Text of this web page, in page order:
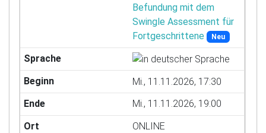
Befundung mit dem
Swingle Assessment für
Fortgeschrittene
Neu
Mi., 11.11.2026, 17:30
Mi., 11.11.2026, 19:00
ONLINE